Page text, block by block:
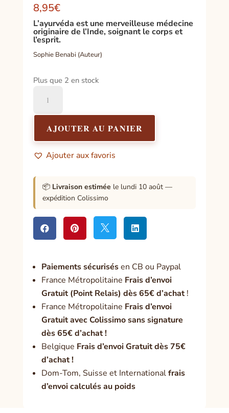
8,95€
L’ayurvéda est une merveilleuse médecine
originaire de l’Inde, soignant le corps et
l’esprit.
Sophie Benabi (Auteur)
Plus que 2 en stock
Petit
cahier
d'exercices
d'ayurvéda
AJOUTER AU PANIER
Ajouter aux favoris
📦 Livraison estimée le lundi 10 août —
expédition Colissimo
   
Paiements sécurisésen CB ou Paypal
France Métropolitaine Frais d’envoi
Gratuit (Point Relais) dès 65€ d’achat!
France Métropolitaine Frais d’envoi
Gratuit avec Colissimo sans signature
dès 65€ d’achat !
Belgique Frais d’envoi Gratuit dès 75€
d’achat !
Dom-Tom, Suisse et Internationalfrais
d’envoi calculés au poids